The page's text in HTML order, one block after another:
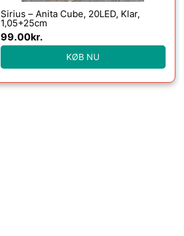
Sirius – Anita Cube, 20LED, Klar,
1,05+25cm
99.00kr.
KØB NU